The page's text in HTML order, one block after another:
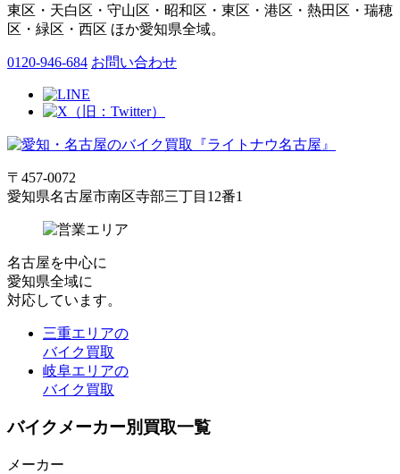
東区・天白区・守山区・昭和区・東区・港区・熱田区・瑞穂
区・緑区・西区 ほか愛知県全域。
0120-946-684 お問い合わせ
〒457-0072
愛知県名古屋市南区寺部三丁目12番1
名古屋を中心に
愛知県全域に
対応しています。
三重エリアの
バイク買取
岐阜エリアの
バイク買取
バイクメーカー別買取一覧
メーカー